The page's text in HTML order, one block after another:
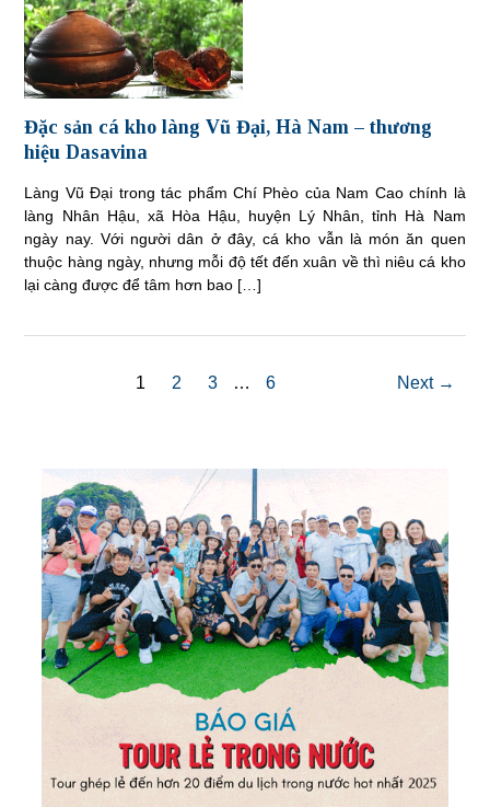
Đặc sản cá kho làng Vũ Đại, Hà Nam – thương
hiệu Dasavina
Làng Vũ Đại trong tác phẩm Chí Phèo của Nam Cao chính là
làng Nhân Hậu, xã Hòa Hậu, huyện Lý Nhân, tỉnh Hà Nam
ngày nay. Với người dân ở đây, cá kho vẫn là món ăn quen
thuộc hàng ngày, nhưng mỗi độ tết đến xuân về thì niêu cá kho
lại càng được để tâm hơn bao […]
1 2 3 … 6 Next →